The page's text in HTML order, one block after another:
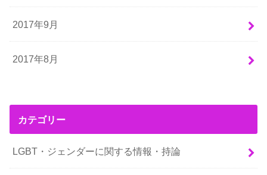
2017年9月
2017年8月
カテゴリー
LGBT・ジェンダーに関する情報・持論